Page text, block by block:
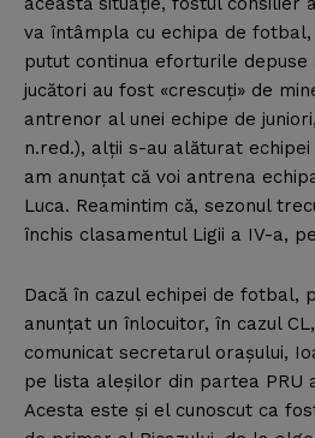
va întâmpla cu echipa de
putut continua eforturile depuse
jucători au fost «crescuţi» de
antrenor al unei echipe de
n.red.), alţii s-au alăturat
am anunţat că voi antrena
Luca. Reamintim că, sezonul
închis clasamentul Ligii a IV-a,
Dacă în cazul echipei de fotbal,
anunţat un înlocuitor, în cazul
comunicat secretarul oraşului,
pe lista aleşilor din partea PRU
Acesta este şi el cunoscut ca